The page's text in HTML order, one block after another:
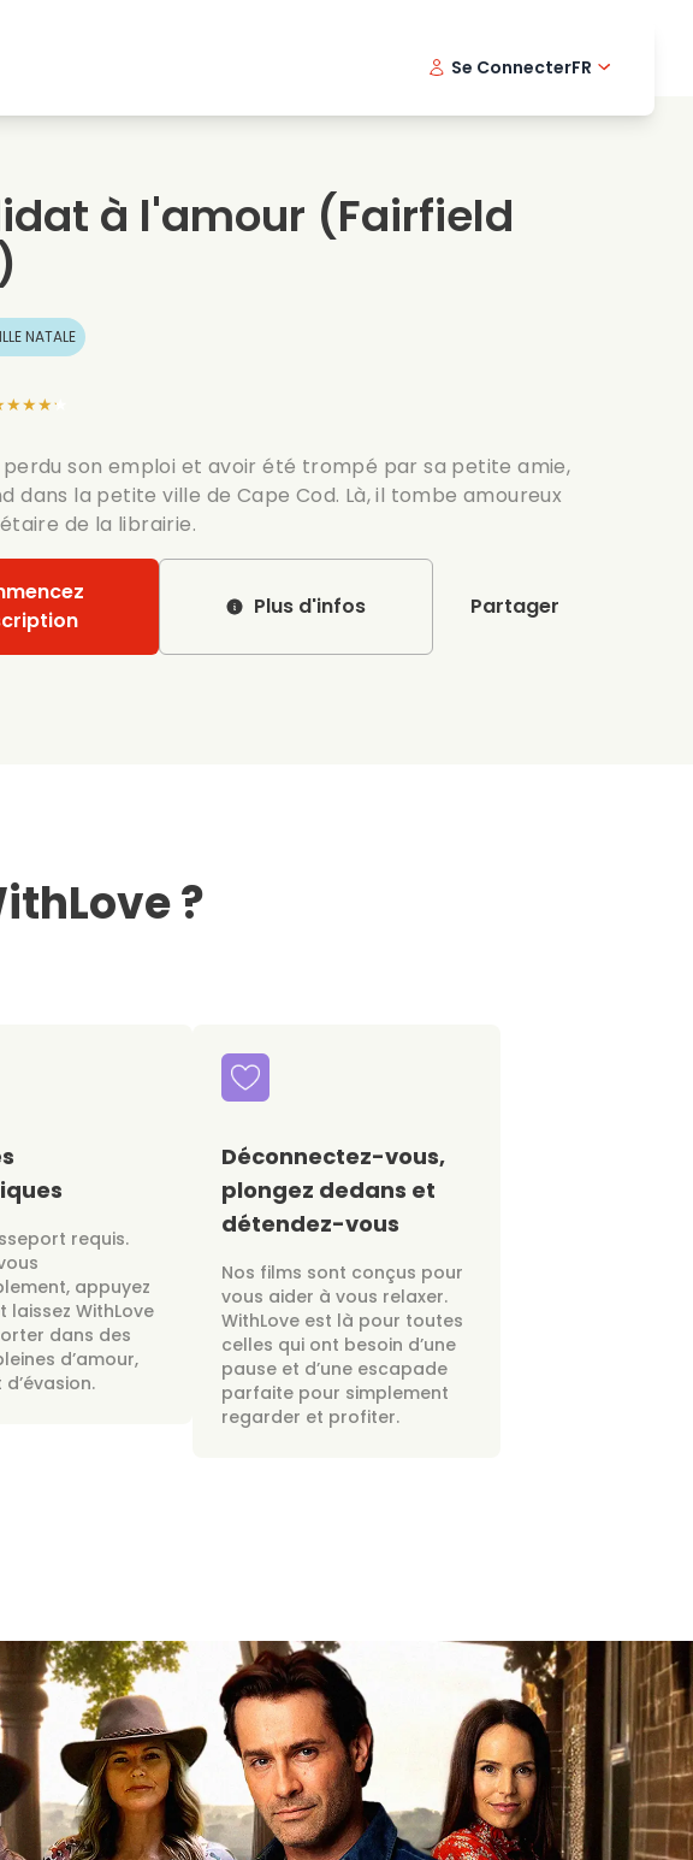
Series romantiques
Mariage
Se ConnecterFR
à l'amour (Fairfield
NATALE
son emploi et avoir été trompé par sa petite amie,
dans la petite ville de Cape Cod. Là, il tombe amoureux
de la librairie.
Plus d'infos Partager
?
requis.
appuyez
laissez WithLove
dans des
d’amour,
Déconnectez-vous,
plongez dedans et
détendez-vous
Nos films sont conçus pour
vous aider à vous relaxer.
WithLove est là pour toutes
celles qui ont besoin d’une
pause et d’une escapade
parfaite pour simplement
regarder et profiter.